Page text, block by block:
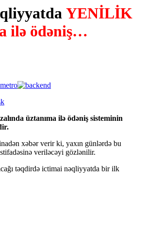
YENİLİK
ilə ödəniş…
üztanıma ilə ödəniş sisteminin
xəbər verir ki, yaxın günlərdə bu
veriləcəyi gözlənilir.
təqdirdə ictimai nəqliyyatda bir ilk